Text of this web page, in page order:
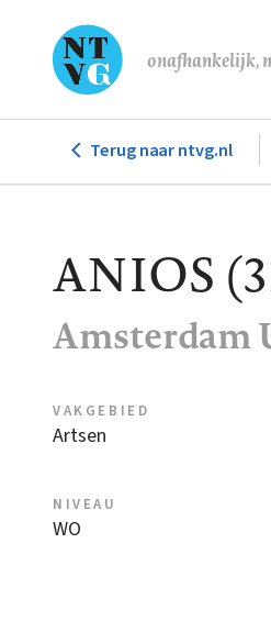
de
onafhankelijk,
Hoofdnavigatie
Terug naar ntvg.nl
ANIOS
Amsterdam
VAKGEBIED
Artsen
NIVEAU
WO